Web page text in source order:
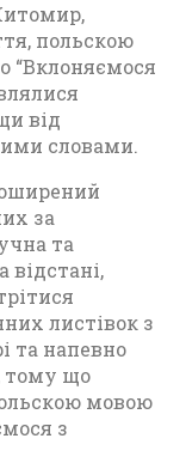
польскою
“Вклоняємося
від
словами.
за
та
відстані,
листівок з
та напевно
тому що
мовою
з